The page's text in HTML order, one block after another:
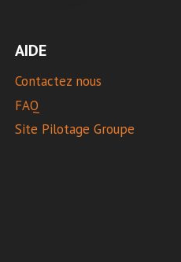
AIDE
Contactez nous
FAQ
Site Pilotage Groupe